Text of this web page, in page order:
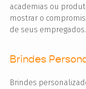
academias ou
mostrar o
de seus empregados.
Brindes
Brindes